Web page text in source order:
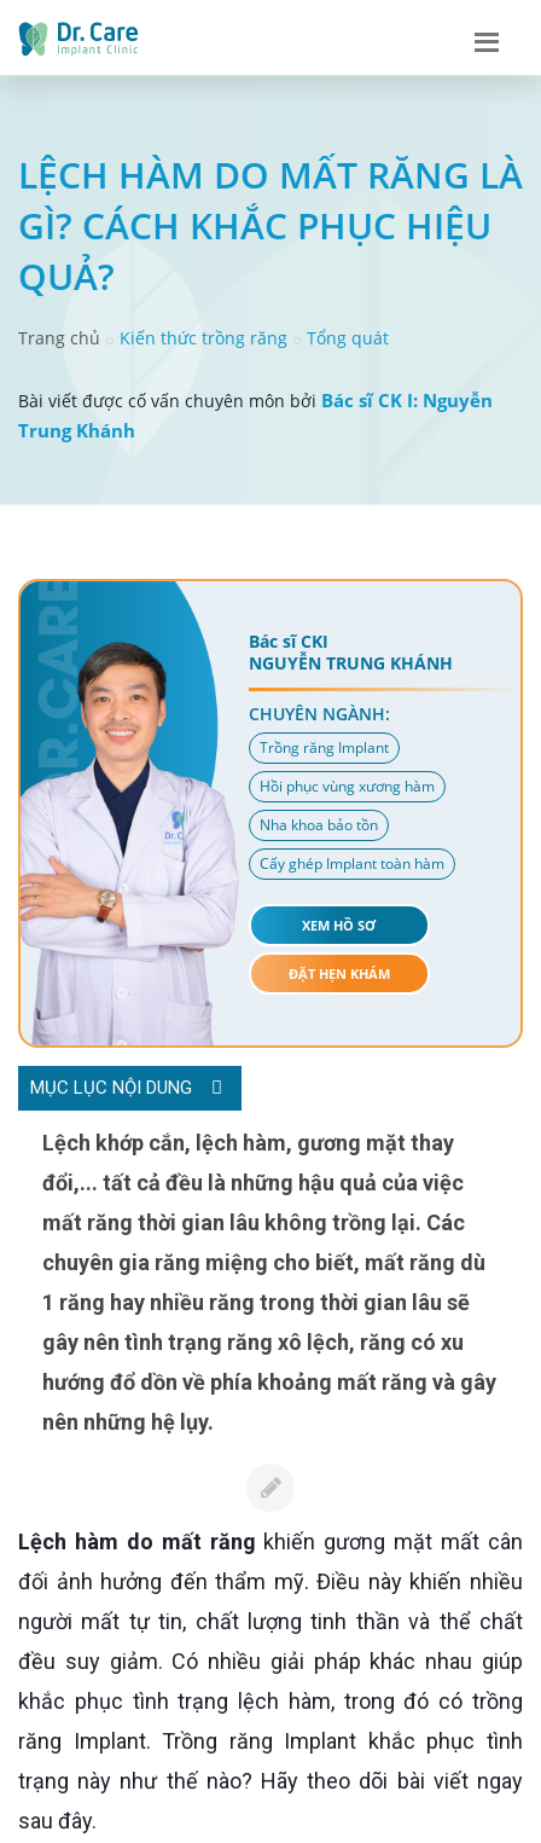
LỆCH HÀM DO MẤT RĂNG LÀ
GÌ? CÁCH KHẮC PHỤC HIỆU
QUẢ?
Trang chủ Kiến thức trồng răng Tổng quát
Bài viết được cố vấn chuyên môn bởi Bác sĩ CK I: Nguyễn
Trung Khánh
Bác sĩ CKI
NGUYỄN TRUNG KHÁNH
CHUYÊN NGÀNH:
Trồng răng Implant
Hồi phục vùng xương hàm
Nha khoa bảo tồn
Cấy ghép Implant toàn hàm
XEM HỒ SƠ
ĐẶT HẸN KHÁM
MỤC LỤC NỘI DUNG
Lệch khớp cắn, lệch hàm, gương mặt thay
đổi,... tất cả đều là những hậu quả của việc
mất răng thời gian lâu không trồng lại. Các
chuyên gia răng miệng cho biết, mất răng dù
1 răng hay nhiều răng trong thời gian lâu sẽ
gây nên tình trạng răng xô lệch, răng có xu
hướng đổ dồn về phía khoảng mất răng và gây
nên những hệ lụy.
Lệch hàm do mất răng khiến gương mặt mất cân
đối ảnh hưởng đến thẩm mỹ. Điều này khiến nhiều
người mất tự tin, chất lượng tinh thần và thể chất
đều suy giảm. Có nhiều giải pháp khác nhau giúp
khắc phục tình trạng lệch hàm, trong đó có trồng
răng Implant. Trồng răng Implant khắc phục tình
trạng này như thế nào? Hãy theo dõi bài viết ngay
sau đây.